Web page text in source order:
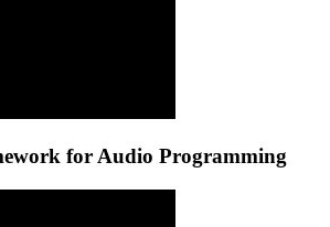
for Audio Programming